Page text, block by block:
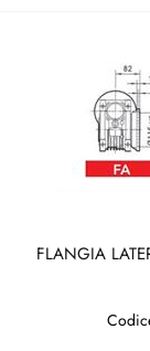
FLANGIA